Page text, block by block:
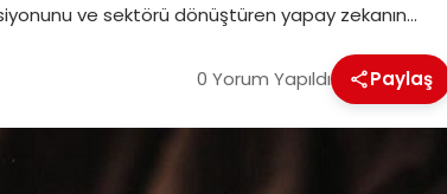
ve sektörü dönüştüren yapay zekanın…
0 Yorum Yapıldı Paylaş